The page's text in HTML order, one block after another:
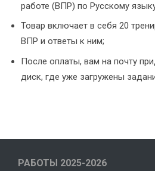
работе (ВПР) по Русскому
Товар включает в себя 20
ВПР и ответы к ним;
После оплаты, вам на почту
диск, где уже загружены
РАБОТЫ 2025-2026